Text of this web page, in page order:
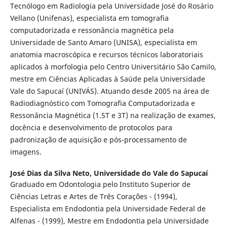
Tecnólogo em Radiologia pela Universidade José do Rosário
Vellano (Unifenas), especialista em tomografia
computadorizada e ressonância magnética pela
Universidade de Santo Amaro (UNISA), especialista em
anatomia macroscópica e recursos técnicos laboratoriais
aplicados à morfologia pelo Centro Universitário São Camilo,
mestre em Ciências Aplicadas à Saúde pela Universidade
Vale do Sapucaí (UNIVÁS). Atuando desde 2005 na área de
Radiodiagnóstico com Tomografia Computadorizada e
Ressonância Magnética (1.5T e 3T) na realização de exames,
docência e desenvolvimento de protocolos para
padronização de aquisição e pós-processamento de
imagens.
José Dias da Silva Neto, Universidade do Vale do Sapucaí
Graduado em Odontologia pelo Instituto Superior de
Ciências Letras e Artes de Três Corações - (1994),
Especialista em Endodontia pela Universidade Federal de
Alfenas - (1999), Mestre em Endodontia pela Universidade